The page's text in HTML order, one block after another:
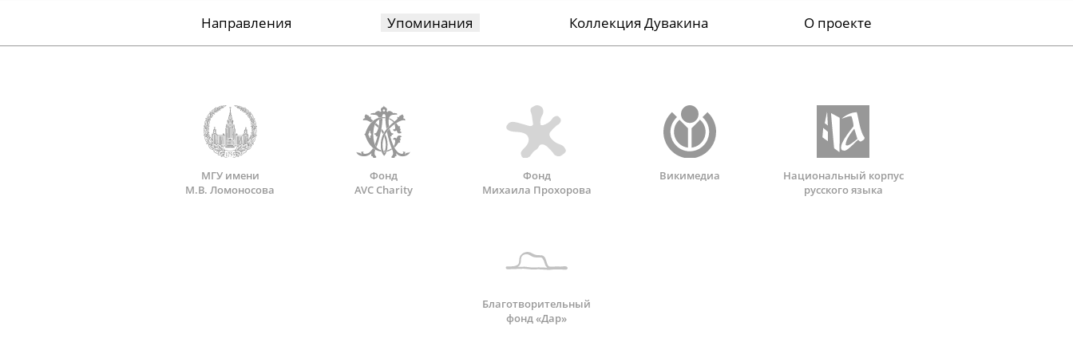
Направления Упоминания Коллекция Дувакина О проекте
МГУ имени
М.В. Ломоносова
Фонд
AVC Charity
Фонд
Михаила Прохорова
Викимедиа
Национальный корпус
русского языка
Благотворительный
фонд «Дар»